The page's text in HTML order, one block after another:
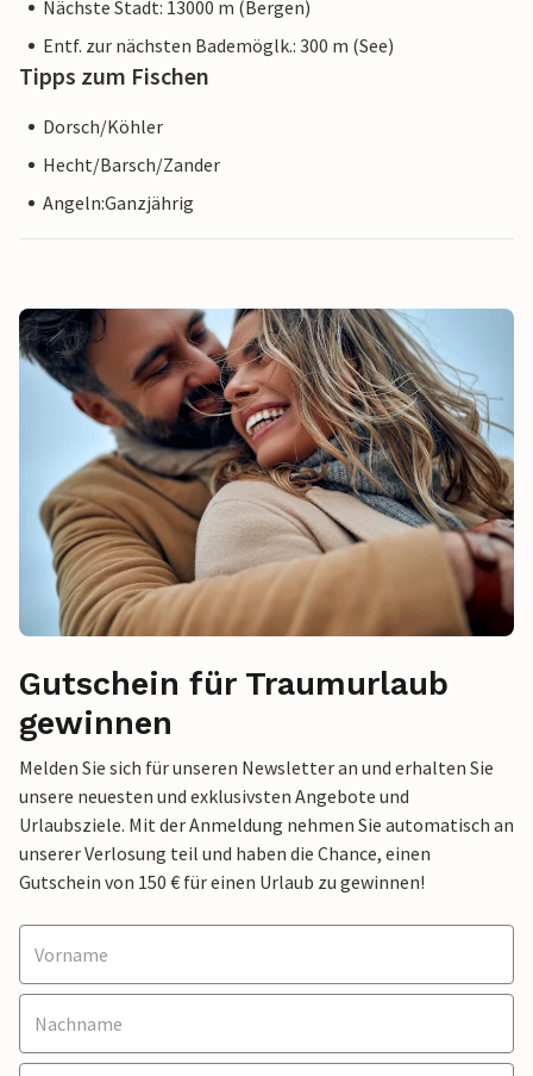
Nächste Stadt: 13000 m (Bergen)
Entf. zur nächsten Bademöglk.: 300 m (See)
Tipps zum Fischen
Dorsch/Köhler
Hecht/Barsch/Zander
Angeln:Ganzjährig
Gutschein für Traumurlaub
gewinnen
Melden Sie sich für unseren Newsletter an und erhalten Sie
unsere neuesten und exklusivsten Angebote und
Urlaubsziele. Mit der Anmeldung nehmen Sie automatisch an
unserer Verlosung teil und haben die Chance, einen
Gutschein von 150 € für einen Urlaub zu gewinnen!